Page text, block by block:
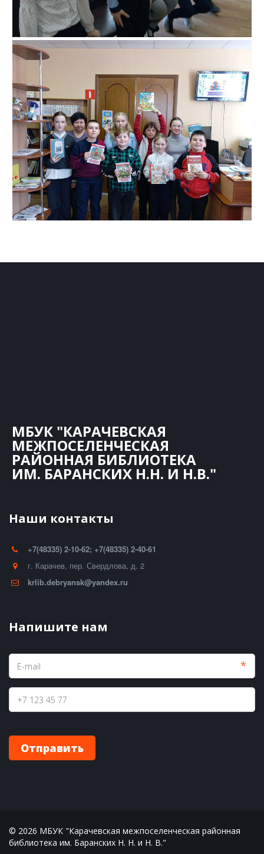
МБУК "КАРАЧЕВСКАЯ
МЕЖПОСЕЛЕНЧЕСКАЯ
РАЙОННАЯ БИБЛИОТЕКА
ИМ. БАРАНСКИХ Н.Н. И Н.В."
Наши контакты
+7(48335) 2-10-62; +7(48335) 2-40-61
г. Карачев, пер. Свердлова, д. 2
krlib.debryansk@yandex.ru
Напишите нам
*
Отправить
© 2026 МБУК "Карачевская межпоселенческая районная
библиотека им. Баранских Н. Н. и Н. В."